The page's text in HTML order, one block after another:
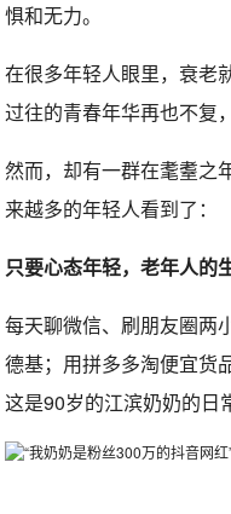
惧和无力。
在很多年轻人眼里，衰老
过往的青春年华再也不复
然而，却有一群在耄耋之
来越多的年轻人看到了：
只要心态年轻，老年人的
每天聊微信、刷朋友圈两
德基；用拼多多淘便宜
这是90岁的江滨奶奶的日